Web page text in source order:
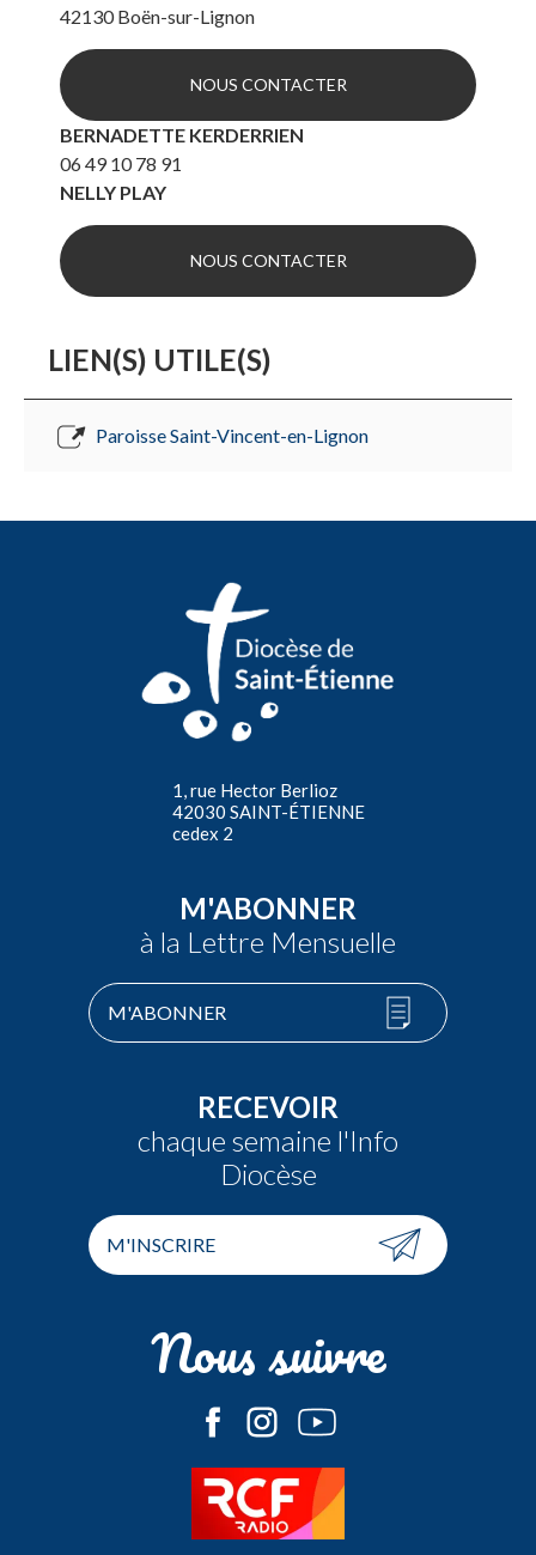
42130 Boën-sur-Lignon
NOUS CONTACTER
BERNADETTE KERDERRIEN
06 49 10 78 91
NELLY PLAY
NOUS CONTACTER
LIEN(S) UTILE(S)
Paroisse Saint-Vincent-en-Lignon
1, rue Hector Berlioz
42030 SAINT-ÉTIENNE
cedex 2
M'ABONNER
à la Lettre Mensuelle
M'ABONNER
RECEVOIR
chaque semaine l'Info
Diocèse
M'INSCRIRE
Nous suivre